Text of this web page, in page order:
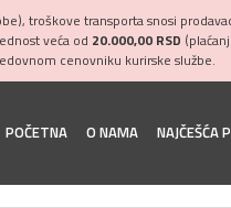
troškove transporta snosi
veća od 20.000,00 RSD
cenovniku kurirske službe.
POČETNA O NAMA NAJČEŠĆA